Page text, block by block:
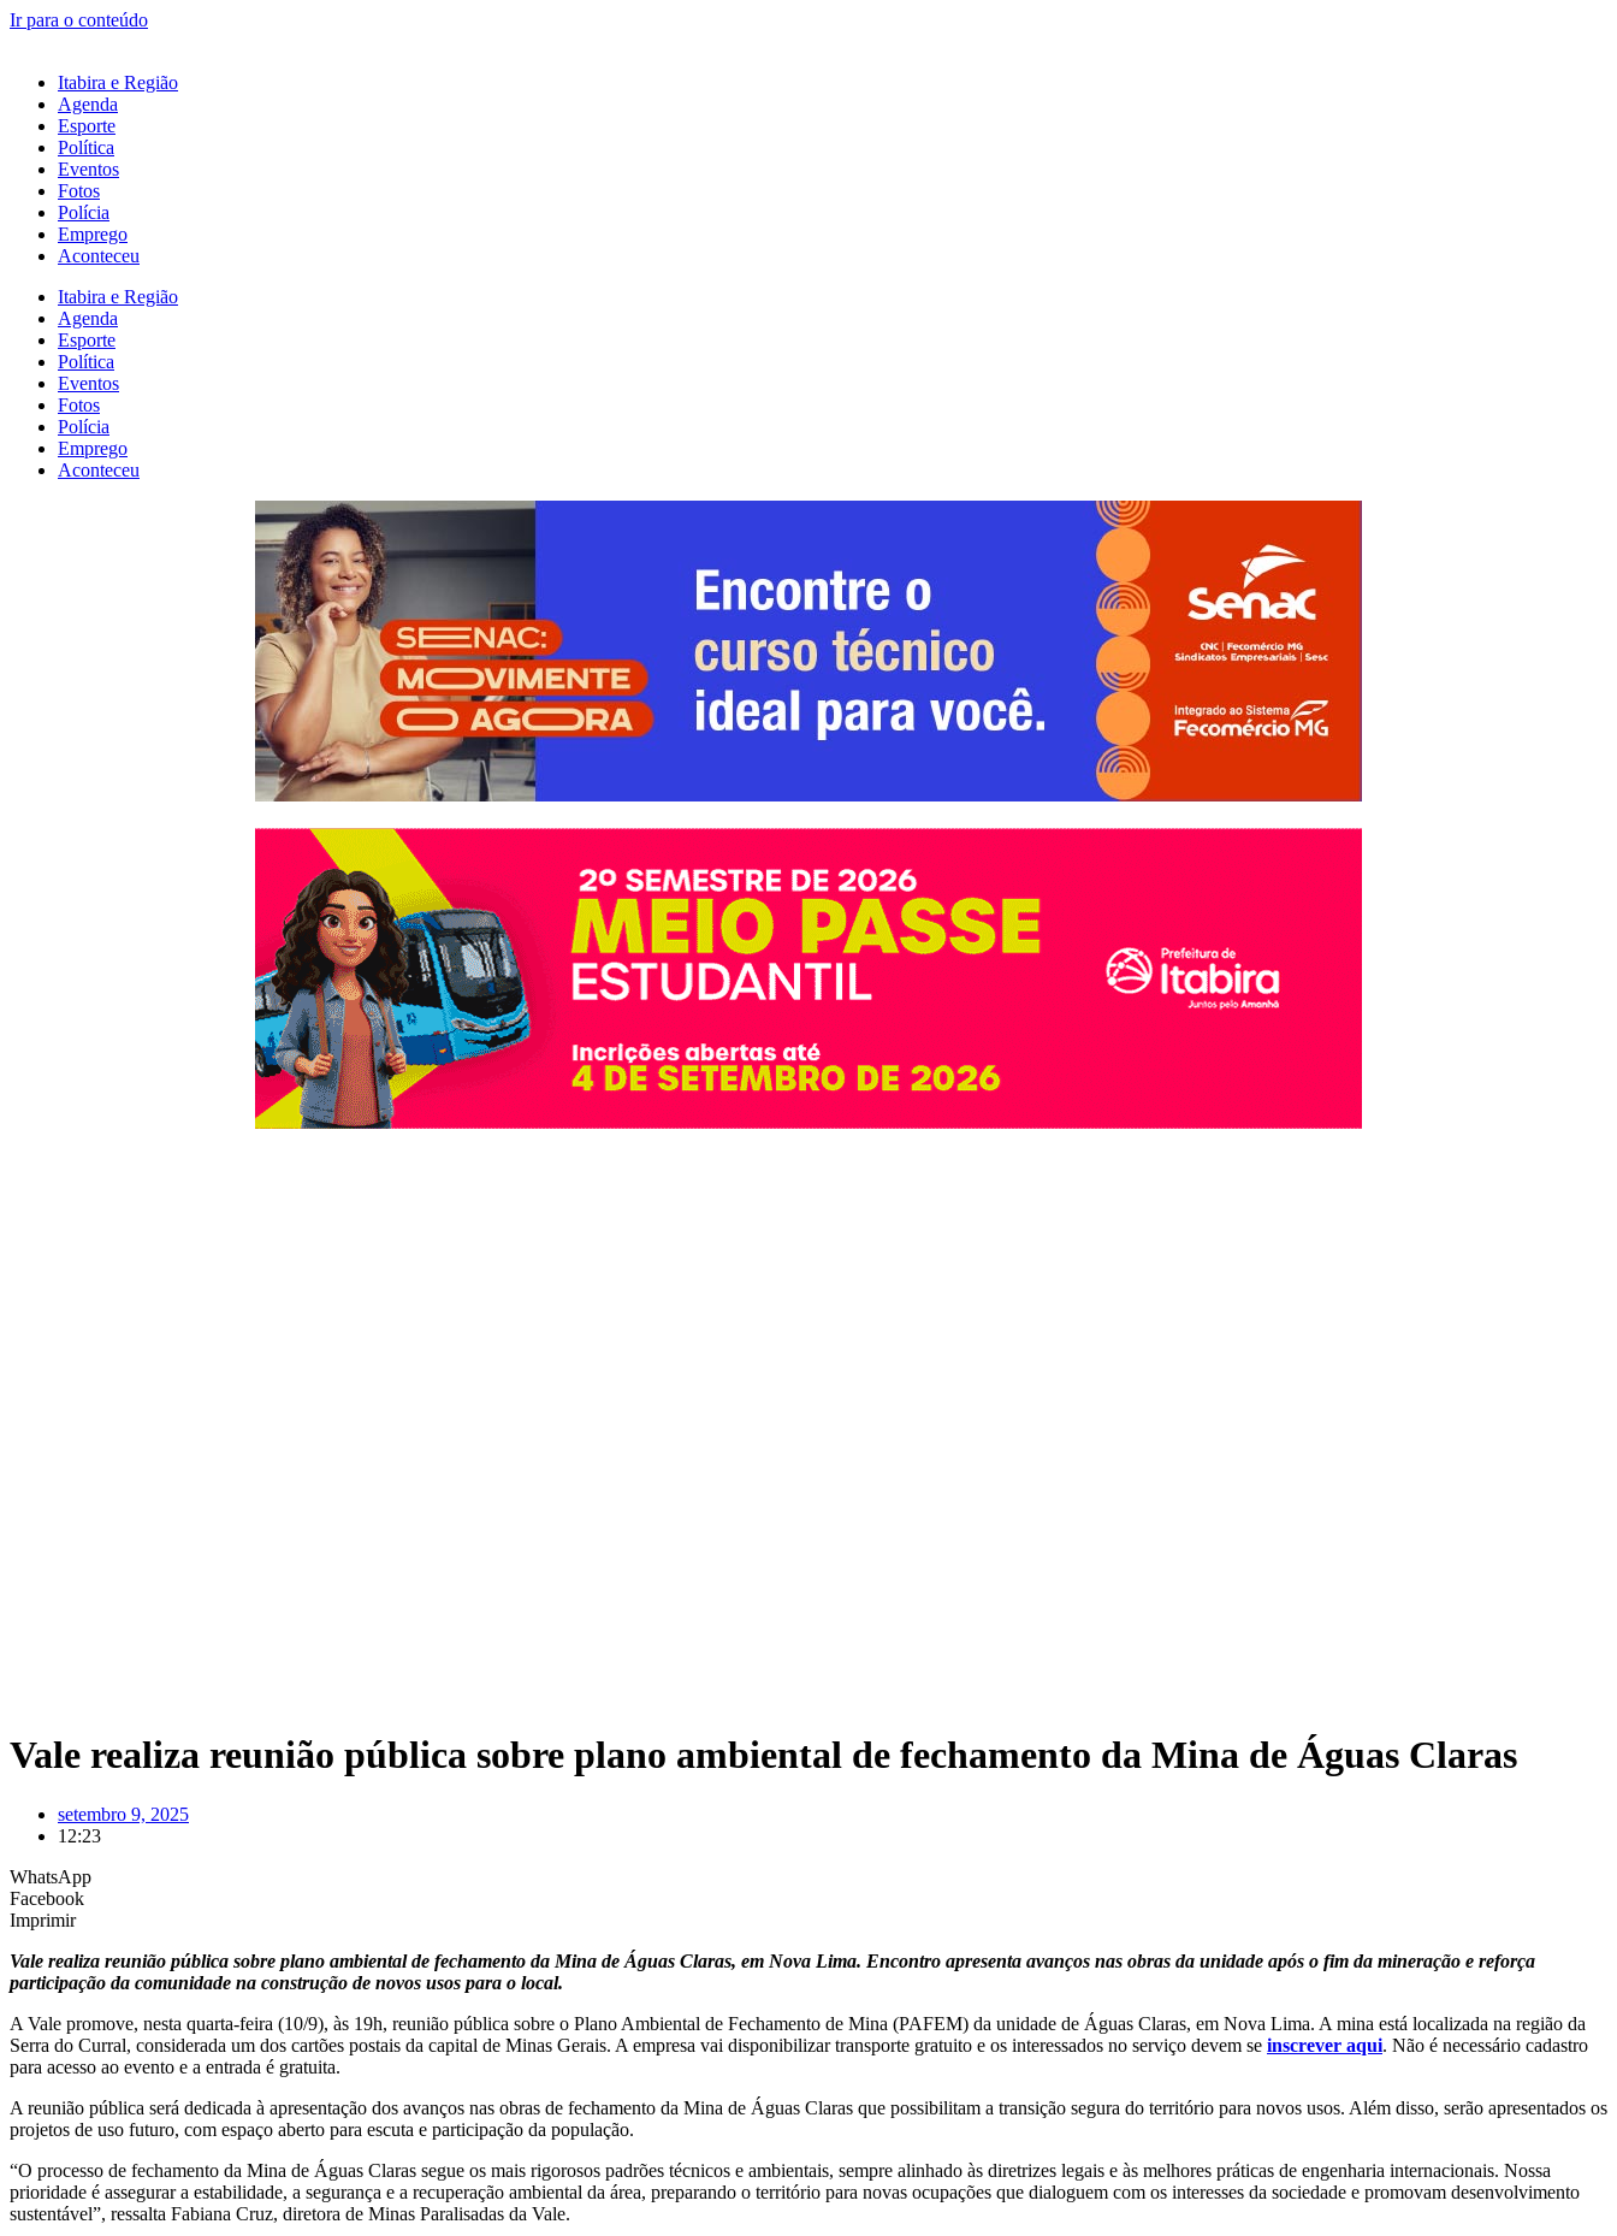
Ir para o conteúdo
Itabira e Região
Agenda
Esporte
Política
Eventos
Fotos
Polícia
Emprego
Aconteceu
Itabira e Região
Agenda
Esporte
Política
Eventos
Fotos
Polícia
Emprego
Aconteceu
Vale realiza reunião pública sobre plano ambiental de fechamento da Mina de Águas Claras
setembro 9, 2025
12:23
WhatsApp
Facebook
Imprimir
Vale realiza reunião pública sobre plano ambiental de fechamento da Mina de Águas Claras, em Nova Lima. Encontro apresenta avanços nas obras da unidade após o fim da mineração e reforça
participação da comunidade na construção de novos usos para o local.
A Vale promove, nesta quarta-feira (10/9), às 19h, reunião pública sobre o Plano Ambiental de Fechamento de Mina (PAFEM) da unidade de Águas Claras, em Nova Lima. A mina está localizada na região da
Serra do Curral, considerada um dos cartões postais da capital de Minas Gerais. A empresa vai disponibilizar transporte gratuito e os interessados no serviço devem se inscrever aqui. Não é necessário cadastro
para acesso ao evento e a entrada é gratuita.
A reunião pública será dedicada à apresentação dos avanços nas obras de fechamento da Mina de Águas Claras que possibilitam a transição segura do território para novos usos. Além disso, serão apresentados os
projetos de uso futuro, com espaço aberto para escuta e participação da população.
“O processo de fechamento da Mina de Águas Claras segue os mais rigorosos padrões técnicos e ambientais, sempre alinhado às diretrizes legais e às melhores práticas de engenharia internacionais. Nossa
prioridade é assegurar a estabilidade, a segurança e a recuperação ambiental da área, preparando o território para novas ocupações que dialoguem com os interesses da sociedade e promovam desenvolvimento
sustentável”, ressalta Fabiana Cruz, diretora de Minas Paralisadas da Vale.